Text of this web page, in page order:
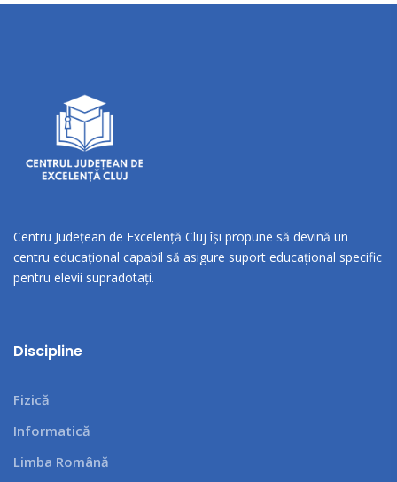
Centru Județean de Excelență Cluj își propune să devină un
centru educațional capabil să asigure suport educațional specific
pentru elevii supradotați.
Discipline
Fizică
Informatică
Limba Română